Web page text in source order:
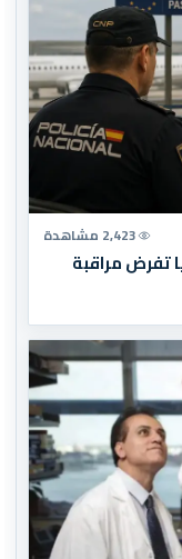
2,423 مشاهدة
تفرض مراقبة